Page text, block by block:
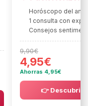
Horóscopo del
1 consulta con
Consejos
9,90€
4,95€
Ahorras 4,95€
👉 Descubrir